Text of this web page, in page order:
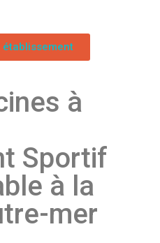
à
Sportif
à la
mer